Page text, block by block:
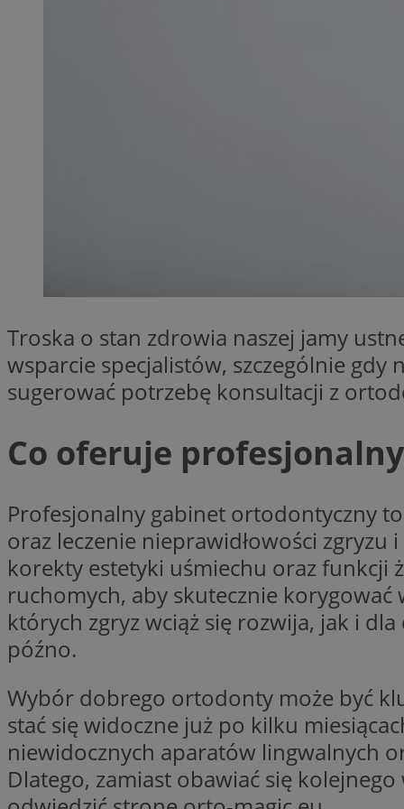
Troska o stan zdrowia naszej jamy
wsparcie specjalistów, szczególnie
sugerować potrzebę konsultacji z
Co oferuje
Profesjonalny gabinet ortodontyczny
oraz leczenie nieprawidłowości
korekty estetyki uśmiechu oraz funkcji
ruchomych, aby skutecznie
których zgryz wciąż się rozwija, jak i
późno.
Wybór dobrego ortodonty może być
stać się widoczne już po kilku
niewidocznych aparatów lingwalnych
Dlatego, zamiast obawiać się kolejnego
Nazwa
FCCDCF
_ga_NBM6HFESG6
OAID
Nazwa
MUID
ANONCHK
test_cookie
_fbp